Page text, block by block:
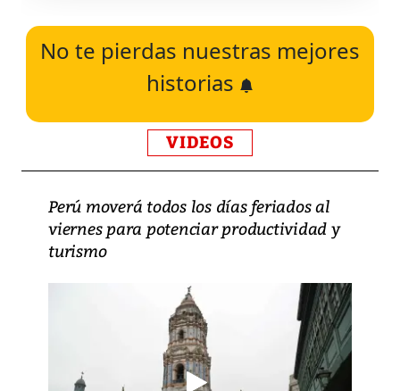
No te pierdas nuestras mejores
historias
VIDEOS
Perú moverá todos los días feriados al
viernes para potenciar productividad y
turismo